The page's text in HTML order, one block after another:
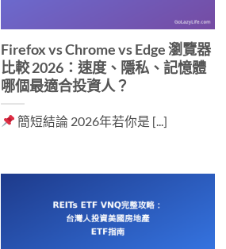
Firefox vs Chrome vs Edge 瀏覽器
比較 2026：速度、隱私、記憶體
哪個最適合投資人？
簡短結論 2026年若你是 [...]